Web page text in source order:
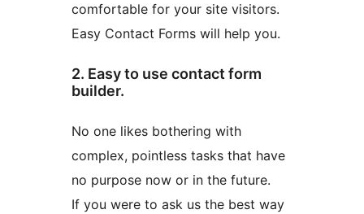
comfortable for your site visitors.
Easy Contact Forms will help you.
2. Easy to use contact form
builder.
No one likes bothering with
complex, pointless tasks that have
no purpose now or in the future.
If you were to ask us the best way